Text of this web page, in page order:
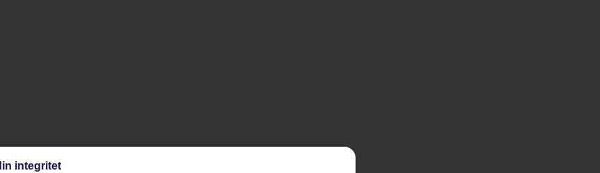
integritet